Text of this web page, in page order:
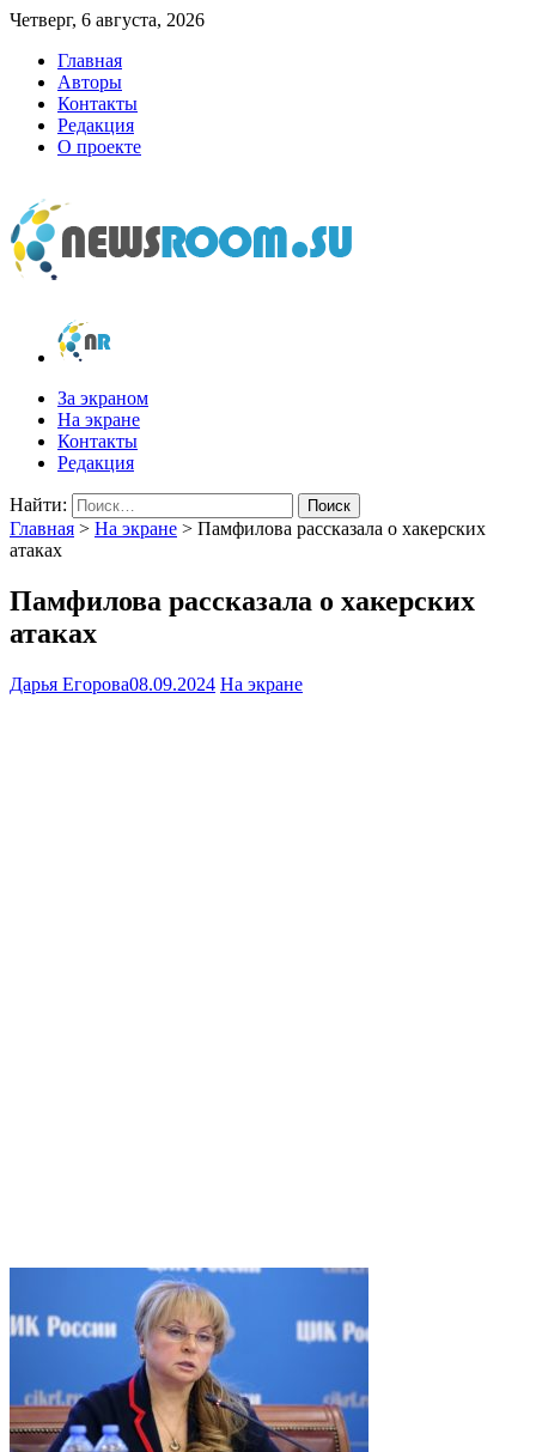
Четверг, 6 августа, 2026
Главная
Авторы
Контакты
Редакция
О проекте
newsroom.su
Новости о новостях
За экраном
На экране
Контакты
Редакция
Найти:
Главная > На экране > Памфилова рассказала о хакерских
атаках
Памфилова рассказала о хакерских
атаках
Дарья Егорова08.09.2024 На экране